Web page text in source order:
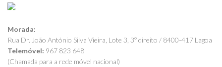
Morada:
Rua Dr. João António Silva Vieira, Lote 3, 3º direito / 8400-417 Lagoa
Telemóvel: 967 823 648
(Chamada para a rede móvel nacional)